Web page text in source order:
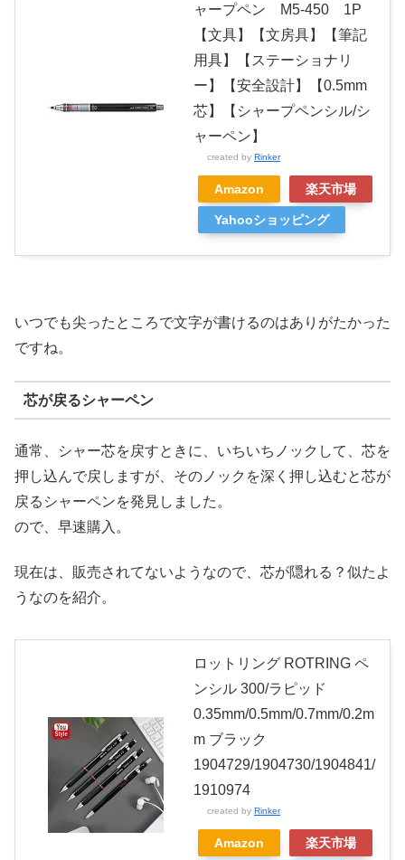
ャープペン M5-450 1P
【文具】【文房具】【筆記
用具】【ステーショナリ
ー】【安全設計】【0.5mm
芯】【シャープペンシル/シ
ャーペン】
created by Rinker
Amazon 楽天市場
Yahooショッピング
いつでも尖ったところで文字が書けるのはありがたかった
ですね。
芯が戻るシャーペン
通常、シャー芯を戻すときに、いちいちノックして、芯を
押し込んで戻しますが、そのノックを深く押し込むと芯が
戻るシャーペンを発見しました。
ので、早速購入。
現在は、販売されてないようなので、芯が隠れる？似たよ
うなのを紹介。
ロットリング ROTRING ペ
ンシル 300/ラピッド
0.35mm/0.5mm/0.7mm/0.2m
m ブラック
1904729/1904730/1904841/
1910974
created by Rinker
Amazon 楽天市場